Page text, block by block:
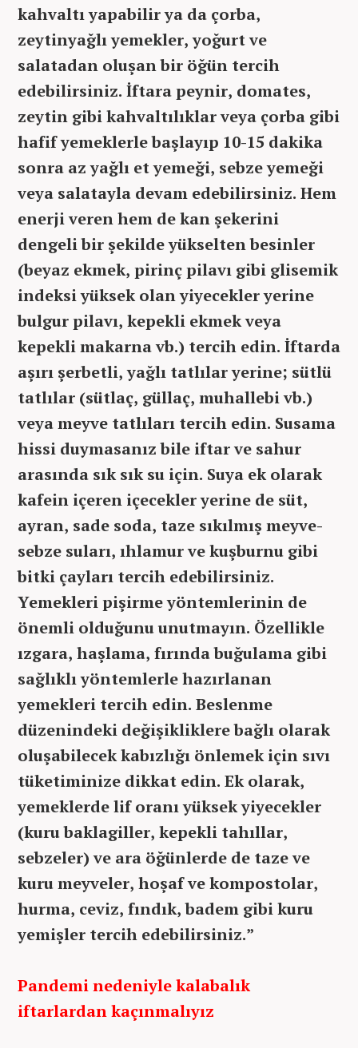
kahvaltı yapabilir ya da çorba,
zeytinyağlı yemekler, yoğurt ve
salatadan oluşan bir öğün tercih
edebilirsiniz. İftara peynir, domates,
zeytin gibi kahvaltılıklar veya çorba gibi
hafif yemeklerle başlayıp 10-15 dakika
sonra az yağlı et yemeği, sebze yemeği
veya salatayla devam edebilirsiniz. Hem
enerji veren hem de kan şekerini
dengeli bir şekilde yükselten besinler
(beyaz ekmek, pirinç pilavı gibi glisemik
indeksi yüksek olan yiyecekler yerine
bulgur pilavı, kepekli ekmek veya
kepekli makarna vb.) tercih edin. İftarda
aşırı şerbetli, yağlı tatlılar yerine; sütlü
tatlılar (sütlaç, güllaç, muhallebi vb.)
veya meyve tatlıları tercih edin. Susama
hissi duymasanız bile iftar ve sahur
arasında sık sık su için. Suya ek olarak
kafein içeren içecekler yerine de süt,
ayran, sade soda, taze sıkılmış meyve-
sebze suları, ıhlamur ve kuşburnu gibi
bitki çayları tercih edebilirsiniz.
Yemekleri pişirme yöntemlerinin de
önemli olduğunu unutmayın. Özellikle
ızgara, haşlama, fırında buğulama gibi
sağlıklı yöntemlerle hazırlanan
yemekleri tercih edin. Beslenme
düzenindeki değişikliklere bağlı olarak
oluşabilecek kabızlığı önlemek için sıvı
tüketiminize dikkat edin. Ek olarak,
yemeklerde lif oranı yüksek yiyecekler
(kuru baklagiller, kepekli tahıllar,
sebzeler) ve ara öğünlerde de taze ve
kuru meyveler, hoşaf ve kompostolar,
hurma, ceviz, fındık, badem gibi kuru
yemişler tercih edebilirsiniz.”
Pandemi nedeniyle kalabalık
iftarlardan kaçınmalıyız